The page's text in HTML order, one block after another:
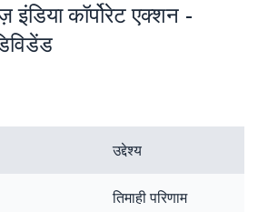
कॉर्पोरेट एक्शन -
उद्देश्य
तिमाही परिणाम